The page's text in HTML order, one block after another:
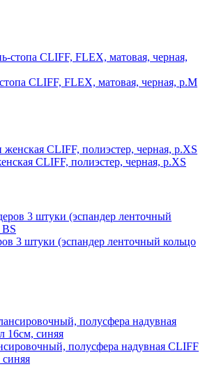
CLIFF, FLEX, матовая, черная, р.M
CLIFF, полиэстер, черная, р.XS
3 штуки (эспандер ленточный кольцо
полусфера надувная CLIFF